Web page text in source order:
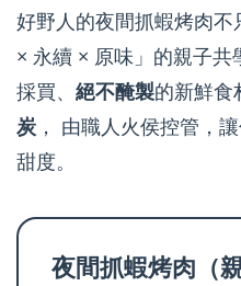
好野人的夜間抓蝦烤肉
× 永續 × 原味」的親子共
採買、 絕不醃製的新鮮食
炭 ， 由職人火侯控管，
甜度。
夜間抓蝦烤肉（